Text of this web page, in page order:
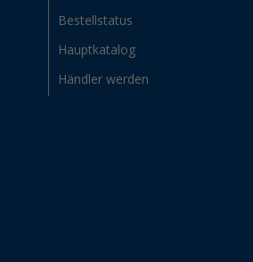
Bestellstatus
Hauptkatalog
Händler werden